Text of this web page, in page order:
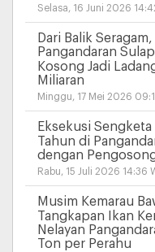
Selasa, 16 Juni 2026
Dari Balik Seragam,
Pangandaran
Kosong Jadi
Miliaran
Minggu, 17 Mei 2026
Eksekusi Sengketa
Tahun di
dengan
Rabu, 15 Juli 2026 14:36
Musim Kemarau
Tangkapan Ikan
Nelayan
Ton per Perahu